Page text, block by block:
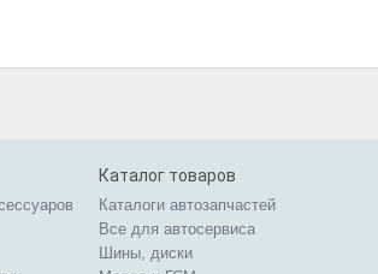
Каталог товаров
Каталоги автозапчастей
Все для автосервиса
Шины, диски